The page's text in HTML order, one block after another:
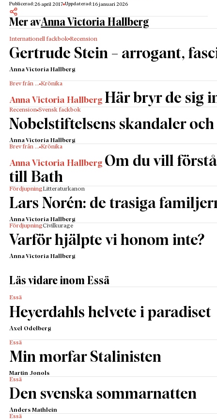
Publicerad:26 april 2017 Uppdaterad:16 januari 2026
Mer avAnna Victoria Hallberg
Internationell fackbok Recension
Gertrude Stein – arrogant,
Anna Victoria Hallberg
Brev från … Krönika
Anna Victoria Hallberg Här bryr de sig
Recension Svensk fackbok
Nobelstiftelsens skandaler
Anna Victoria Hallberg
Brev från … Krönika
Anna Victoria Hallberg Om du vill
till Bath
FördjupningLitteraturkanon
Lars Norén: de trasiga
Anna Victoria Hallberg
FördjupningCivilkurage
Varför hjälpte vi honom inte?
Anna Victoria Hallberg
Läs vidare inom Essä
Essä
Heyerdahls helvete i paradiset
Axel Odelberg
Essä
Min morfar Stalinisten
Martin Jonols
Essä
Den svenska sommarnatten
Anders Mathlein
Essä